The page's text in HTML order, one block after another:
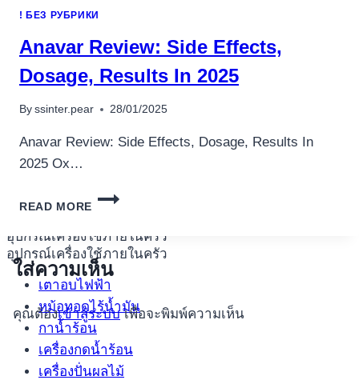
อุปกรณ์เครื่องใช้ภายในครัว
อุปกรณ์เครื่องใช้ภายในครัว
เตาอบไฟฟ้า
หม้อทอดไร้น้ำมัน
กาน้ำร้อน
เครื่องกดน้ำร้อน
เครื่องปั่นผลไม้
X25657
! БЕЗ РУБРИКИ
Anavar Review: Side Effects,
Dosage, Results In 2025
By ssinter.pear 28/01/2025
Anavar Review: Side Effects, Dosage, Results In
2025 Ox…
READ MORE
ANAVAR
EFFECTS,
DOSAGE,
RESULTS
IN
2025
ใส่ความเห็น
คุณต้องเข้าสู่ระบบเพื่อจะพิมพ์ความเห็น